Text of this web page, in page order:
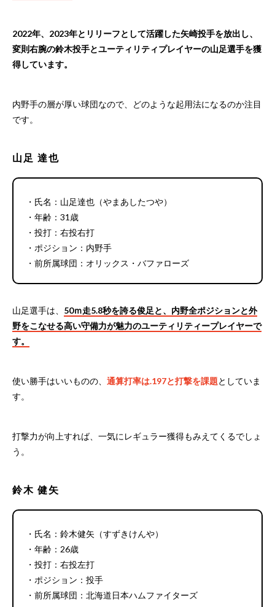
2022年、2023年とリリーフとして活躍した矢崎投手を放出し、
変則右腕の鈴木投手とユーティリティプレイヤーの山足選手を獲
得しています。
内野手の層が厚い球団なので、どのような起用法になるのか注目
です。
山足 達也
・氏名：山足達也（やまあしたつや）
・年齢：31歳
・投打：右投右打
・ポジション：内野手
・前所属球団：オリックス・バファローズ
山足選手は、 50ｍ走5.8秒を誇る俊足と、内野全ポジションと外
野をこなせる高い守備力が魅力のユーティリティープレイヤーで
す。
使い勝手はいいものの、 通算打率は.197と打撃を課題としていま
す。
打撃力が向上すれば、一気にレギュラー獲得もみえてくるでしょ
う。
鈴木 健矢
・氏名：鈴木健矢（すずきけんや）
・年齢：26歳
・投打：右投左打
・ポジション：投手
・前所属球団：北海道日本ハムファイターズ